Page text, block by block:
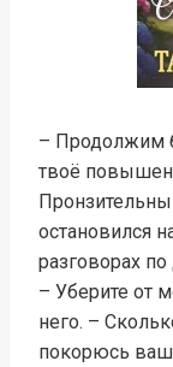
– Продолжим
твоё
остановился
разговорах
– Уберите от
него. –
покорюсь